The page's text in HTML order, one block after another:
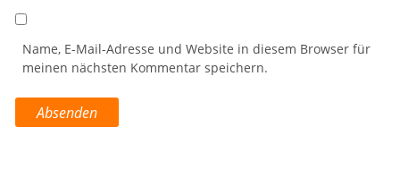
Name, E-Mail-Adresse und Website in diesem Browser für
meinen nächsten Kommentar speichern.